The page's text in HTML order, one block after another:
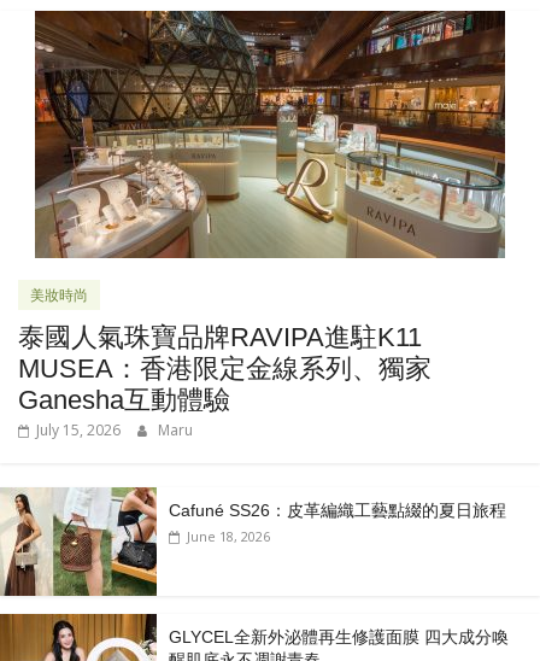
美妝時尚
泰國人氣珠寶品牌RAVIPA進駐K11
MUSEA：香港限定金線系列、獨家
Ganesha互動體驗
July 15, 2026 Maru
Cafuné SS26：皮革編織工藝點綴的夏日旅程
June 18, 2026
GLYCEL全新外泌體再生修護面膜 四大成分喚